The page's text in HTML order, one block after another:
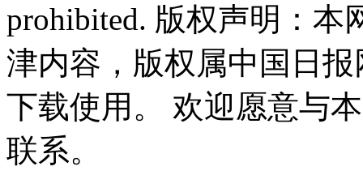
prohibited. 版权声明：
津内容，版权属中国日
下载使用。 欢迎愿意与
联系。